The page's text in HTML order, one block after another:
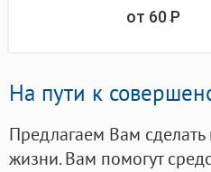
от 60Р
На пути к
Предлагаем Вам
жизни. Вам помогут